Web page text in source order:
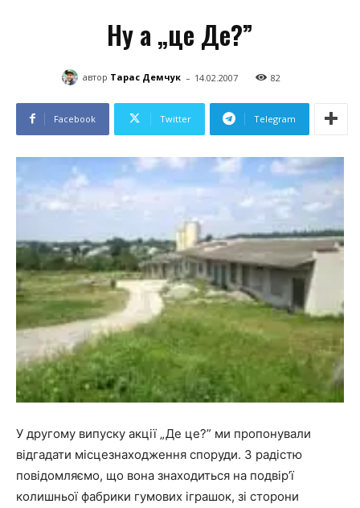
Ну а „це Де?”
автор Тарас Демчук - 14.02.2007 82
Facebook Twitter Telegram
У другому випуску акції „Де це?” ми пропонували
відгадати місцезнаходження споруди. З радістю
повідомляємо, що вона знаходиться на подвір’ї
колишньої фабрики гумових іграшок, зі сторони